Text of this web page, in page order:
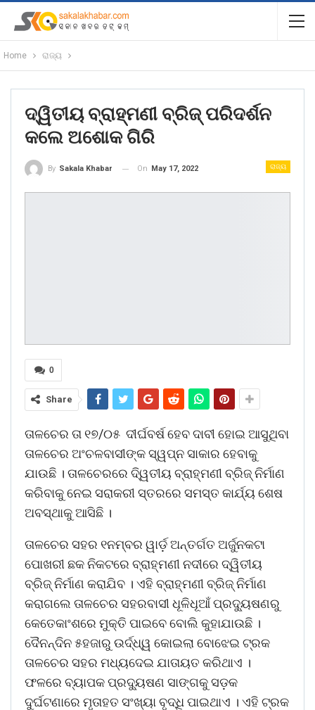
Home ରାଜ୍ୟ
ଦ୍ୱିତୀୟ ବ୍ରାହ୍ମଣୀ ବ୍ରିଜ୍ ପରିଦର୍ଶନ
କଲେ ଅଶୋକ ଗିରି
ରାଜ୍ୟ
By Sakala Khabar On May 17, 2022
0
Share
ତାଳଚେର ତା ୧୭/୦୫ ଦୀର୍ଘବର୍ଷ ହେବ ଦାବୀ ହୋଇ ଆସୁଥିବା
ତାଳଚେର ଅଂଚଳବାସୀଙ୍କ ସ୍ୱପ୍ନ ସାକାର ହେବାକୁ
ଯାଉଛି । ତାଳଚେରରେ ଦି୍ୱତୀୟ ବ୍ରାହ୍ମଣୀ ବ୍ରିଜ୍ ନିର୍ମାଣ
କରିବାକୁ ନେଇ ସରାକରୀ ସ୍ତରରେ ସମସ୍ତ କାର୍ଯ୍ୟ ଶେଷ
ଅବସ୍ଥାକୁ ଆସିଛି ।
ତାଳଚେର ସହର ୧ନମ୍ବର ୱାର୍ଡ଼ ଅନ୍ତର୍ଗତ ଅର୍ଜୁନକଟା
ପୋଖରୀ ଛକ ନିକଟରେ ବ୍ରାହ୍ମଣୀ ନଦୀରେ ଦ୍ୱିତୀୟ
ବ୍ରିଜ୍ ନିର୍ମାଣ କରାଯିବ । ଏହି ବ୍ରାହ୍ମଣୀ ବ୍ରିଜ୍ ନିର୍ମାଣ
କରାଗଲେ ତାଳଚେର ସହରବାସୀ ଧୂଳିଧୂଆଁ ପ୍ରଦ୍ୟୁଷଣରୁ
କେତେକାଂଶରେ ମୁକ୍ତି ପାଇବେ ବୋଲି କୁହାଯାଉଛି ।
ଦୈନନ୍ଦିନ ୫ହଜାରୁ ଉର୍ଦ୍ଧ୍ୱ କୋଇଲା ବୋଝେଇ ଟ୍ରକ
ତାଳଚେର ସହର ମଧ୍ୟଦେଇ ଯାତାୟତ କରିଥାଏ ।
ଫଳରେ ବ୍ୟାପକ ପ୍ରଦ୍ୟୁଷଣ ସାଙ୍ଗକୁ ସଡ଼କ
ଦୁର୍ଘଟଣାରେ ମୃତାହତ ସଂଖ୍ୟା ବୃଦ୍ଧି ପାଇଥାଏ । ଏହି ଟ୍ରକ